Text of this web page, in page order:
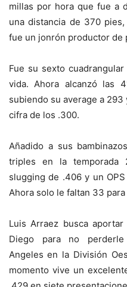
millas por hora que fue a
una distancia de 370
fue un jonrón productor de
Fue su sexto
vida. Ahora alcanzó las
subiendo su average a
cifra de los .300.
Añadido a sus
triples en la temporada
slugging de .406 y un
Ahora solo le faltan 33
Luis Arraez busca
Diego
para no
Angeles en la División
momento vive un